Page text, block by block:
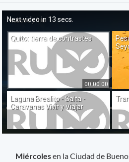
Miércolesen la Ciudad de